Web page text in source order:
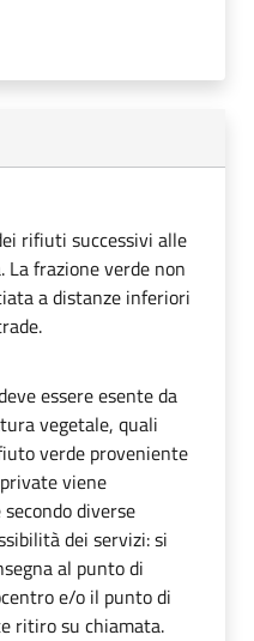
rifiuti successivi alle
La frazione verde non
a distanze inferiori
essere esente da
vegetale, quali
verde proveniente
viene
diverse
dei servizi: si
al punto di
e/o il punto di
ritiro su chiamata.